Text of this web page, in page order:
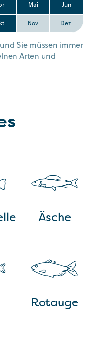
Mai Jun
Nov Dez
Sie müssen immer
Arten und
Äsche
Rotauge